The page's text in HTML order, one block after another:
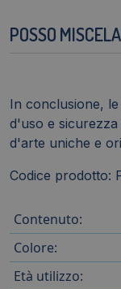
POSSO
In conclusione, le
d'uso e
d'arte uniche e
Codice prodotto:
Contenuto:
Colore:
Età utilizzo: